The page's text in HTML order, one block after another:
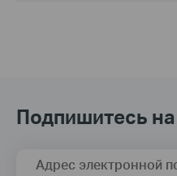
Подпишитесь
Адрес электронной